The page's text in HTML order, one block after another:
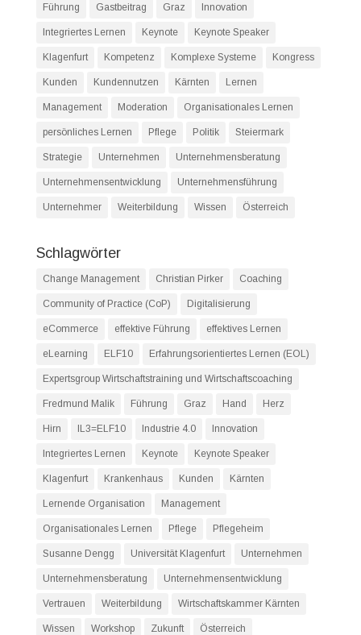
Führung Gastbeitrag Graz Innovation
Integriertes Lernen Keynote Keynote Speaker
Klagenfurt Kompetenz Komplexe Systeme Kongress
Kunden Kundennutzen Kärnten Lernen
Management Moderation Organisationales Lernen
persönliches Lernen Pflege Politik Steiermark
Strategie Unternehmen Unternehmensberatung
Unternehmensentwicklung Unternehmensführung
Unternehmer Weiterbildung Wissen Österreich
Schlagwörter
Change Management Christian Pirker Coaching
Community of Practice (CoP) Digitalisierung
eCommerce effektive Führung effektives Lernen
eLearning ELF10 Erfahrungsorientiertes Lernen (EOL)
Expertsgroup Wirtschaftstraining und Wirtschaftscoaching
Fredmund Malik Führung Graz Hand Herz
Hirn IL3=ELF10 Industrie 4.0 Innovation
Integriertes Lernen Keynote Keynote Speaker
Klagenfurt Krankenhaus Kunden Kärnten
Lernende Organisation Management
Organisationales Lernen Pflege Pflegeheim
Susanne Dengg Universität Klagenfurt Unternehmen
Unternehmensberatung Unternehmensentwicklung
Vertrauen Weiterbildung Wirtschaftskammer Kärnten
Wissen Workshop Zukunft Österreich